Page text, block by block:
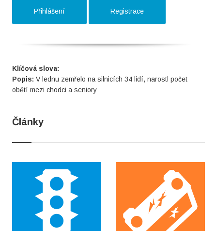
Přihlášení Registrace
Klíčová slova:
Popis: V lednu zemřelo na silnicích 34 lidí, narostl počet
obětí mezi chodci a seniory
Články